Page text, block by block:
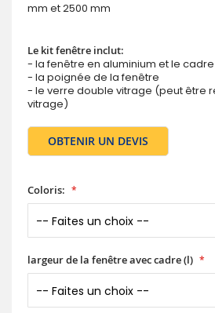
mm et 2500 mm
Le kit fenêtre inclut:
- la fenêtre en aluminium et le
- la poignée de la fenêtre
- le verre double vitrage (peut être
vitrage)
OBTENIR UN DEVIS
Coloris:
largeur de la fenêtre avec cadre (l)